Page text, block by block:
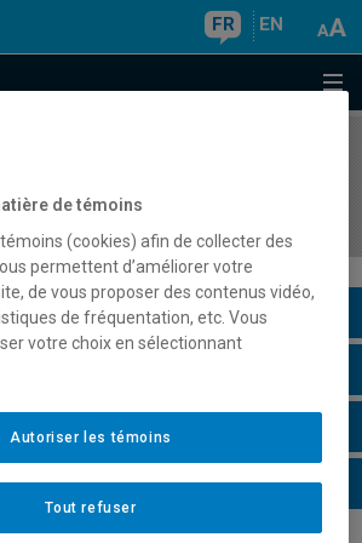
FR EN
2026
de témoins
(cookies) afin de collecter des
permettent d’améliorer votre
de vous proposer des contenus vidéo,
de fréquentation, etc. Vous
votre choix en sélectionnant
Tout refuser
Autoriser les témoins